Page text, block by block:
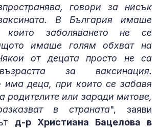
говори за нисък
В България имаше
заболяването не се
имаше голям обхват на
от децата просто не са
за ваксинация.
има деца, при които се забавя
родителите или заради митове,
в страната", заяви
д-р Христиана Бацелова в